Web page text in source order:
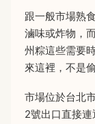
跟一般市場熟
滷味或炸物，
州粽這些需要
來這裡，不是
市場位於台北
2號出口直接